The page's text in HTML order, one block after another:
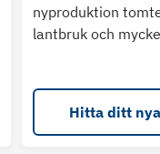
nyproduktion
lantbruk och
Hitta ditt